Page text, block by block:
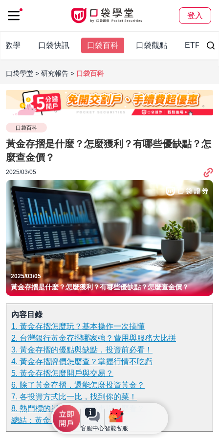
登入
客服中心智能客服
教學 口袋快訊 口袋百科 口袋觀點 ETF
口袋學堂 研究報告 口袋百科
口袋百科
黃金存摺是什麼？怎麼獲利？有哪些優缺點？怎
麼查金價？
2025/03/05
2025/03/05
黃金存摺是什麼？怎麼獲利？有哪些優缺點？怎麼查金價？
內容目錄
1. 黃金存摺怎麼玩？基本操作一次搞懂
2. 台灣銀行黃金存摺哪家強？費用與服務大比拼
3. 黃金存摺的優點與缺點，投資前必看！
4. 黃金存摺牌價怎麼查？掌握行情不吃虧
5. 黃金存摺怎麼開戶與交易？
6. 除了黃金存摺，還能怎麼投資黃金？
7. 各投資方式比一比，找到你的菜！
8. 熱門標的與趨勢，黃金市場怎麼看？
總結：黃金存摺與投資全攻略